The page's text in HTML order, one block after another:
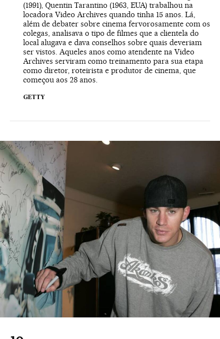
(1991), Quentin Tarantino (1963, EUA) trabalhou na
locadora Video Archives quando tinha 15 anos. Lá,
além de debater sobre cinema fervorosamente com os
colegas, analisava o tipo de filmes que a clientela do
local alugava e dava conselhos sobre quais deveriam
ser vistos. Aqueles anos como atendente na Video
Archives serviram como treinamento para sua etapa
como diretor, roteirista e produtor de cinema, que
começou aos 28 anos.
GETTY